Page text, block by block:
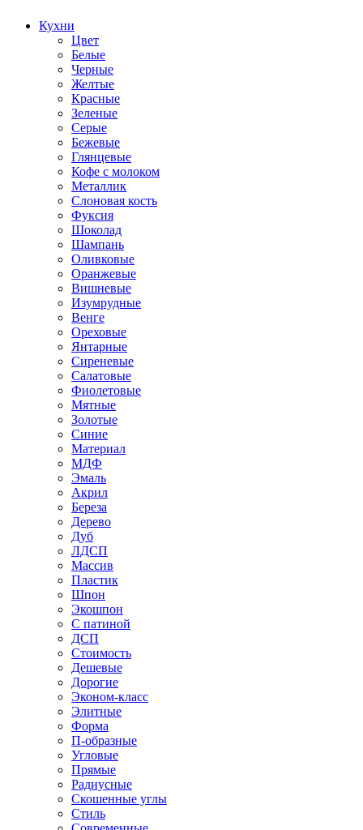
Кухни
Цвет
Белые
Черные
Желтые
Красные
Зеленые
Серые
Бежевые
Глянцевые
Кофе с молоком
Металлик
Слоновая кость
Фуксия
Шоколад
Шампань
Оливковые
Оранжевые
Вишневые
Изумрудные
Венге
Ореховые
Янтарные
Сиреневые
Салатовые
Фиолетовые
Мятные
Золотые
Синие
Материал
МДФ
Эмаль
Акрил
Береза
Дерево
Дуб
ЛДСП
Массив
Пластик
Шпон
Экошпон
С патиной
ДСП
Стоимость
Дешевые
Дорогие
Эконом-класс
Элитные
Форма
П-образные
Угловые
Прямые
Радиусные
Скошенные углы
Стиль